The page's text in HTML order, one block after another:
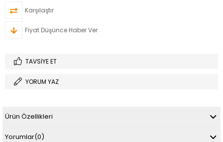
Karşılaştır
Fiyat Düşünce Haber Ver
TAVSIYE ET
YORUM YAZ
Ürün Özellikleri
Yorumlar(0)